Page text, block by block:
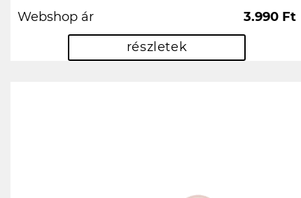
Webshop ár
3.990 Ft
részletek